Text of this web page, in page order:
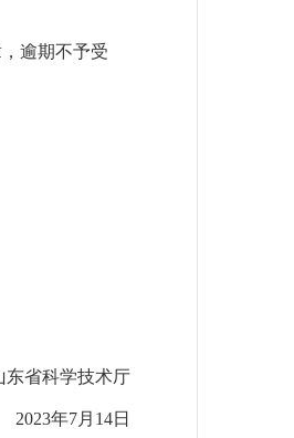
逾期不予受
东省科学技术厅
2023年7月14日